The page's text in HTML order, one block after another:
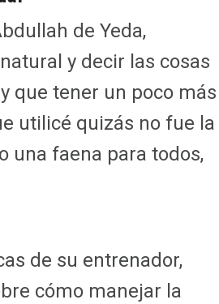
de Yeda,
y decir las cosas
que tener un poco más
utilicé quizás no fue la
una faena para todos,
de su entrenador,
cómo manejar la